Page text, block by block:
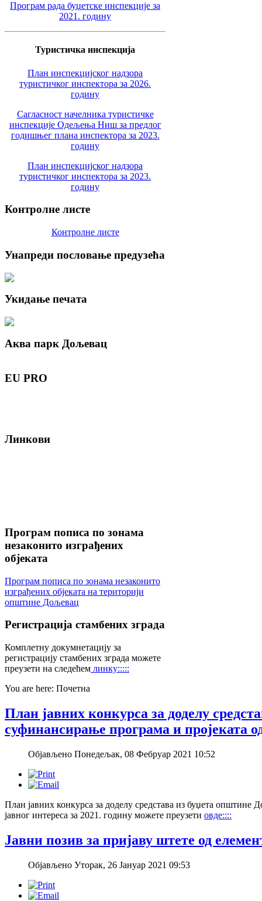
Програм рада буџетске инспекције за
2021. годину
Туристичка инспекција
План инспекцијског надзора
туристичког инспектора за 2026.
годину
Сагласност начелника туристичке
инспекције Одељења Ниш за предлог
годишњег плана инспектора за 2023.
годину
План инспекцијског надзора
туристичког инспектора за 2023.
годину
Контролне листе
Контролне листе
Унапреди пословање предузећа
Укидање печата
Аква парк Дољевац
EU PRO
Линкови
Програм пописа по зонама
незаконито изграђених
објеката
Програм пописа по зонама незаконито
изграђених објеката на територији
општине Дољевац
Регистрација стамбених зграда
Комплетну докумнетацију за
регистрацију стамбених зграда можете
преузети на следећем линку:::::
You are here: Почетна
План јавних конкурса за доделу
суфинансирање програма и пројеката
Објављено Понедељак, 08 Фебруар 2021 10:52
План јавних конкурса за доделу средстава из буџета општине
јавног интереса за 2021. годину можете преузети овде::::
Јавни позив за пријаву штете од
Објављено Уторак, 26 Јануар 2021 09:53